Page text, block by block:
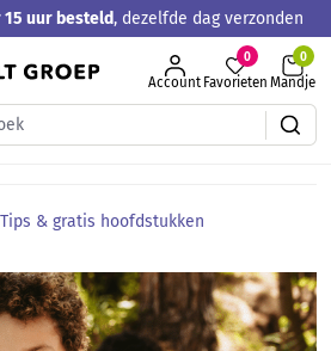
15 uur besteld, dezelfde dag verzonden
Account Favorieten Mandje
0
Tips & gratis hoofdstukken